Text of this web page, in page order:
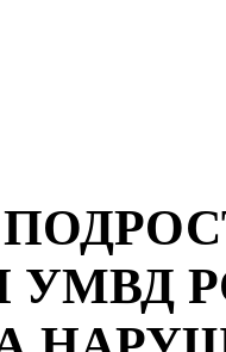
УМВД